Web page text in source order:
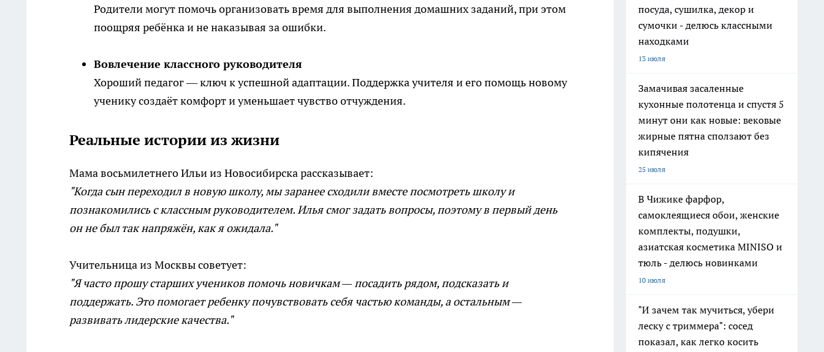
Родители могут помочь организовать время для выполнения домашних заданий, при этом
поощряя ребёнка и не наказывая за ошибки.
Вовлечение классного руководителя
Хороший педагог — ключ к успешной адаптации. Поддержка учителя и его помощь новому
ученику создаёт комфорт и уменьшает чувство отчуждения.
Реальные истории из жизни
Мама восьмилетнего Ильи из Новосибирска рассказывает:
"Когда сын переходил в новую школу, мы заранее сходили вместе посмотреть школу и
познакомились с классным руководителем. Илья смог задать вопросы, поэтому в первый день
он не был так напряжён, как я ожидала."
Учительница из Москвы советует:
"Я часто прошу старших учеников помочь новичкам — посадить рядом, подсказать и
поддержать. Это помогает ребенку почувствовать себя частью команды, а остальным —
развивать лидерские качества."
посуда, сушилка, декор и
сумочки - делюсь классными
находками
13 июля
Замачивая засаленные
кухонные полотенца и спустя 5
минут они как новые: вековые
жирные пятна сползают без
кипячения
25 июля
В Чижике фарфор,
самоклеящиеся обои, женские
комплекты, подушки,
азиатская косметика MINISO и
тюль - делюсь новинками
10 июля
"И зачем так мучиться, убери
леску с триммера": сосед
показал, как легко косить